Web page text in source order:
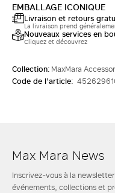
EMBALLAGE ICONIQUE
Livraison et retours
La livraison prend
Nouveaux services en
Cliquez et découvrez
Collection: MaxMara
Code de l’article:
Max Mara News
Inscrivez-vous à la
événements, collections et